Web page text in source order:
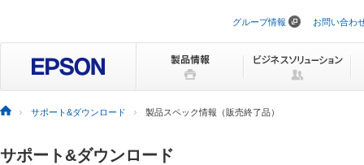
ビ
ョ
ン
を
グループ情報 お問い合わ
サポート&ダウンロード 製品スペック情報（販売終了品）
サポート&ダウンロード